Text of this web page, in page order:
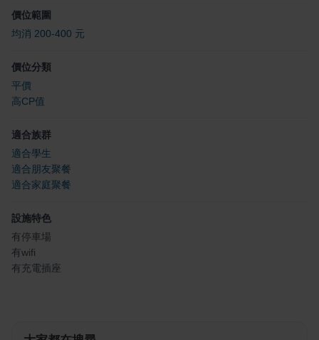
價位範圍
均消 200-400 元
價位分類
平價
高CP值
適合族群
適合學生
適合朋友聚餐
適合家庭聚餐
設施特色
有停車場
有wifi
有充電插座